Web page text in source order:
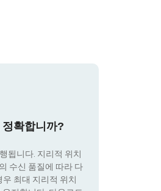
확합니까?
됩니다. 지리적 위치
수신 품질에 따라 다
최대 지리적 위치